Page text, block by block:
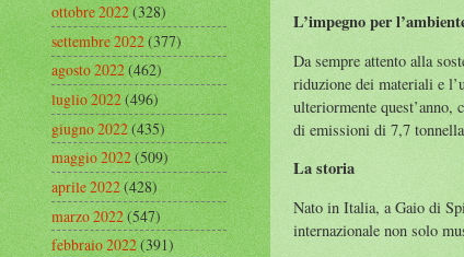
L’impegno per
Da sempre attento alla
riduzione dei materiali e
ulteriormente
di emissioni di 7,7
La storia
Nato in Italia, a Gaio di
internazionale non solo
ottobre 2022(328)
settembre 2022(377)
agosto 2022(462)
luglio 2022(496)
giugno 2022(435)
maggio 2022(509)
aprile 2022(428)
marzo 2022(547)
febbraio 2022(391)